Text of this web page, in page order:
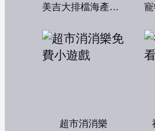
美吉大排檔海產店：中文版
超市消消樂